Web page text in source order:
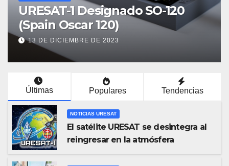
URESAT-1 Designado SO-120
(Spain Oscar 120)
13 DE DICIEMBRE DE 2023
Últimas Populares Tendencias
NOTICIAS URESAT
El satélite URESAT se desintegra al
reingresar en la atmósfera